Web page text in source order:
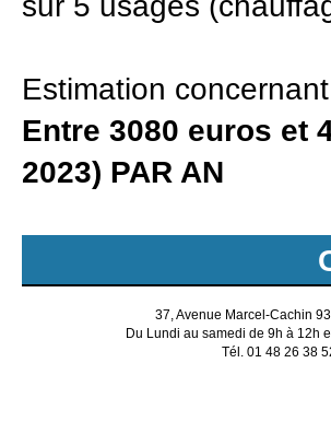
Estimation
Entre 3080 euros et
2023) PAR AN
37, Avenue Marcel-Cachin
Du Lundi au samedi de 9h à 12h
Tél. 01 48 26 38